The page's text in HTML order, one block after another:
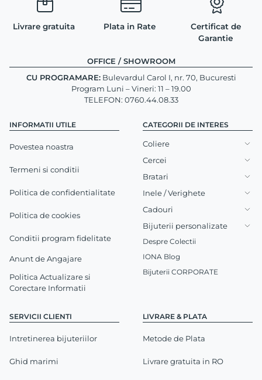
Livrare gratuita Plata in Rate
Certificat de
Garantie
INFORMATII UTILE
Povestea noastra
Termeni si conditii
Politica de confidentialitate
Politica de cookies
Conditii program fidelitate
Anunt de Angajare
Politica Actualizare si
Corectare Informatii
SERVICII CLIENTI
Intretinerea bijuteriilor
Ghid marimi
LIVRARE & PLATA
Metode de Plata
Livrare gratuita in RO
OFFICE / SHOWROOM
CU PROGRAMARE:Bulevardul Carol I, nr. 70, Bucuresti
Program Luni – Vineri: 11 – 19.00
TELEFON: 0760.44.08.33
CATEGORII DE INTERES
Coliere
Cercei
Bratari
Inele / Verighete
Cadouri
Bijuterii personalizate
Despre Colectii
IONA Blog
Bijuterii CORPORATE